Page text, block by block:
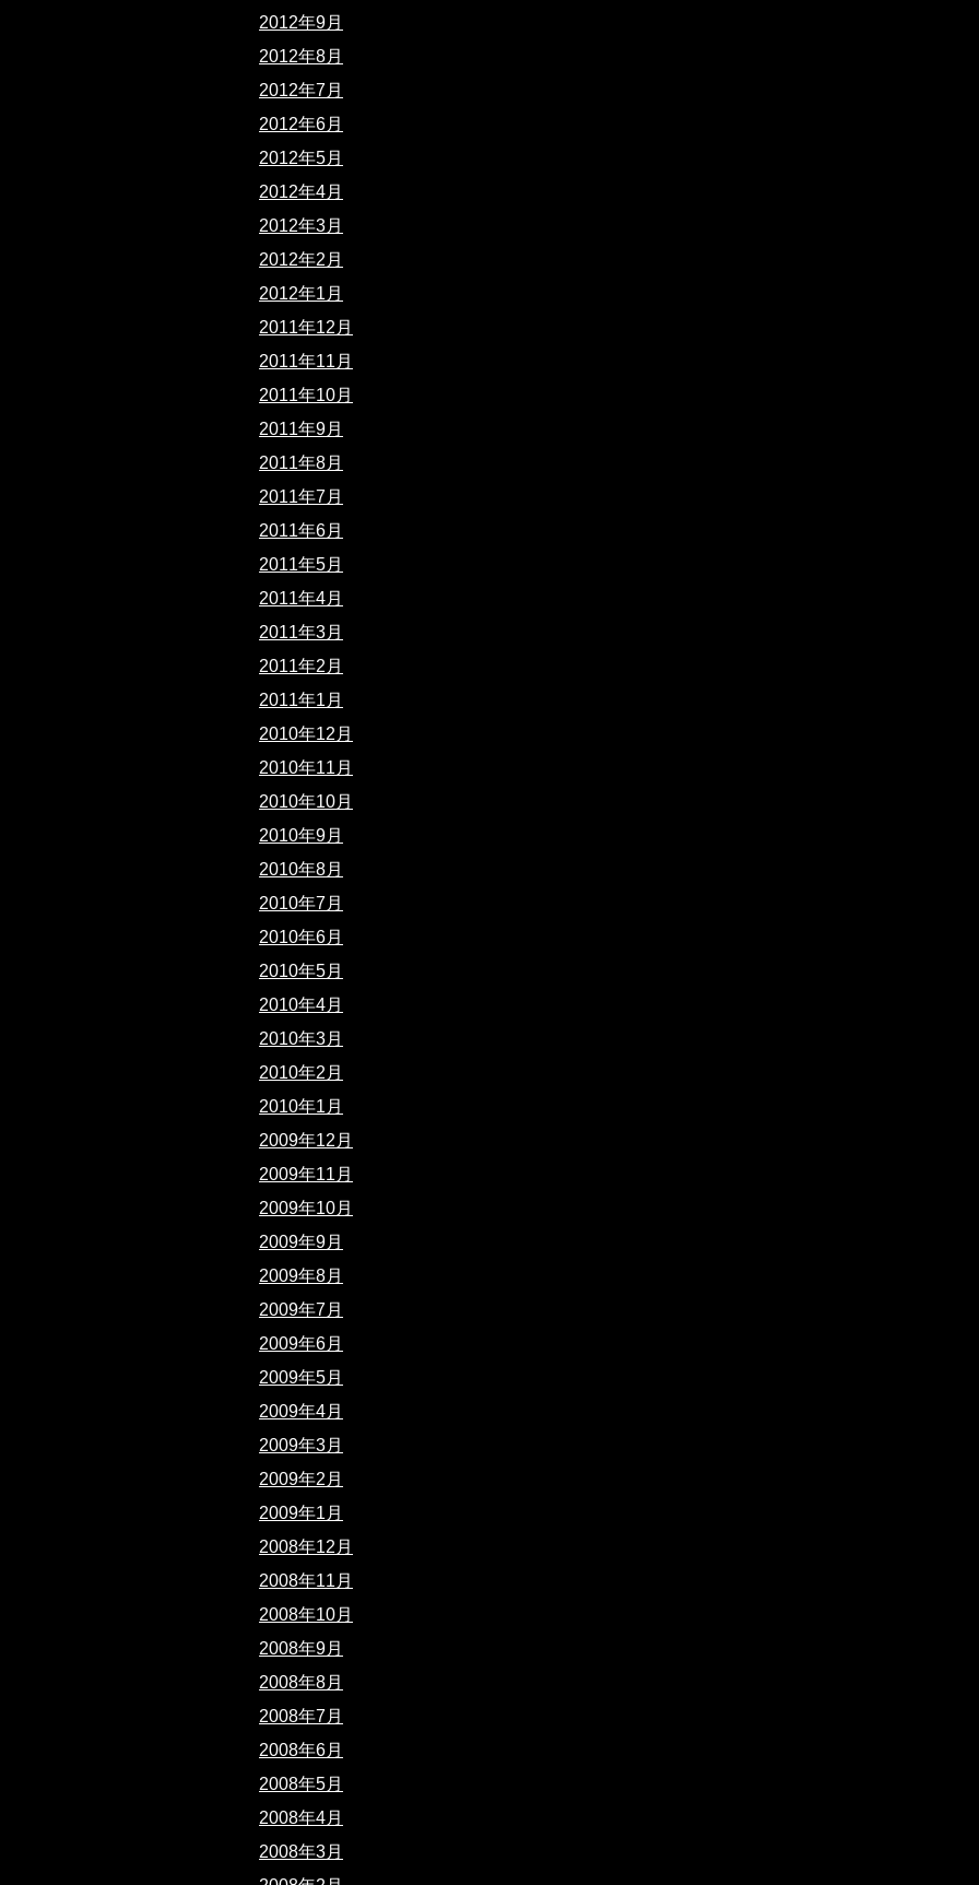
2012年9月
2012年8月
2012年7月
2012年6月
2012年5月
2012年4月
2012年3月
2012年2月
2012年1月
2011年12月
2011年11月
2011年10月
2011年9月
2011年8月
2011年7月
2011年6月
2011年5月
2011年4月
2011年3月
2011年2月
2011年1月
2010年12月
2010年11月
2010年10月
2010年9月
2010年8月
2010年7月
2010年6月
2010年5月
2010年4月
2010年3月
2010年2月
2010年1月
2009年12月
2009年11月
2009年10月
2009年9月
2009年8月
2009年7月
2009年6月
2009年5月
2009年4月
2009年3月
2009年2月
2009年1月
2008年12月
2008年11月
2008年10月
2008年9月
2008年8月
2008年7月
2008年6月
2008年5月
2008年4月
2008年3月